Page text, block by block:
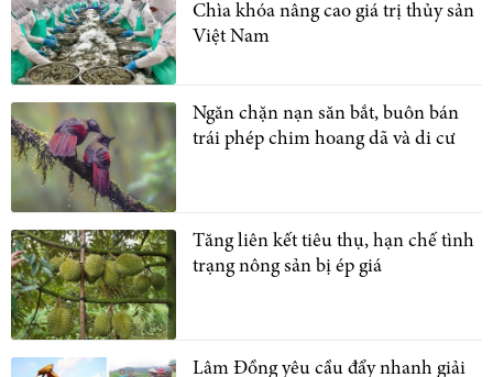
Chìa khóa nâng cao giá trị thủy sản
Việt Nam
Ngăn chặn nạn săn bắt, buôn bán
trái phép chim hoang dã và di cư
Tăng liên kết tiêu thụ, hạn chế tình
trạng nông sản bị ép giá
Lâm Đồng yêu cầu đẩy nhanh giải